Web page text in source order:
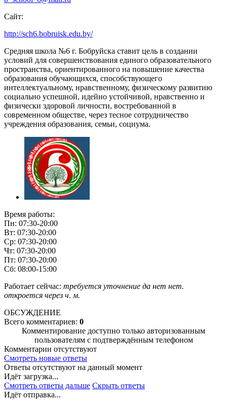
Сайт:
http://sch6.bobruisk.edu.by/
Средняя школа №6 г. Бобруйска ставит цель в создании
условий для совершенствования единого образовательного
пространства, ориентированного на повышение качества
образования обучающихся, способствующего
интеллектуальному, нравственному, физическому развитию
социально успешной, идейно устойчивой, нравственно и
физически здоровой личности, востребованной в
современном обществе, через тесное сотрудничество
учреждения образования, семьи, социума.
Время работы:
Пн: 07:30-20:00
Вт: 07:30-20:00
Ср: 07:30-20:00
Чт: 07:30-20:00
Пт: 07:30-20:00
Сб: 08:00-15:00
Работает сейчас: требуется уточнение да нет нет.
откроется через ч. м.
ОБСУЖДЕНИЕ
Всего комментариев: 0
Комментирование доступно только авторизованным
пользователям с подтверждённым телефоном
Комментарии отсутствуют
Смотреть новые ответы
Ответы отсутствуют на данный момент
Идёт загрузка...
Смотреть ответы дальше Скрыть ответы
Идёт отправка...